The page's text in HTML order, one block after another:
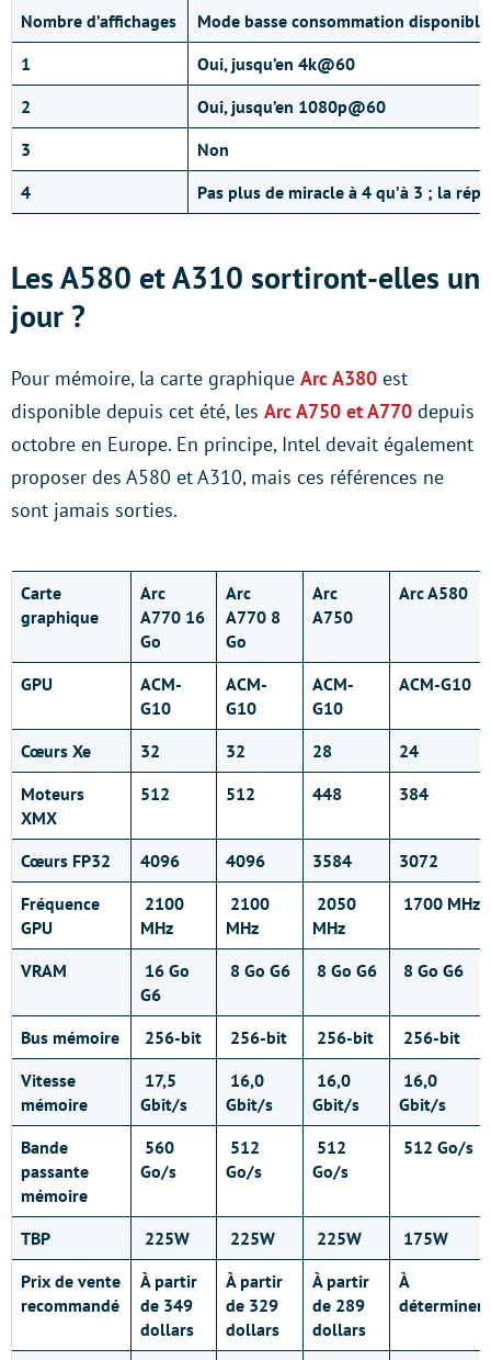
Nombre d’affichages
Mode basse consommation
1
Oui, jusqu’en 4k@60
2
Oui, jusqu’en 1080p@60
3
Non
4
Pas plus de miracle à 4 qu’à 3 ; la
Les A580 et A310 sortiront-elles un
jour ?
Pour mémoire, la carte graphique Arc A380 est
disponible depuis cet été, les Arc A750 et A770 depuis
octobre en Europe. En principe, Intel devait également
proposer des A580 et A310, mais ces références ne
sont jamais sorties.
Carte
graphique
Arc
A770 16
Go
Arc
A770 8
Go
Arc
A750
Arc A580
GPU
ACM-
G10
ACM-
G10
ACM-
G10
ACM-G10
Cœurs Xe 32 32 28
24
Moteurs
XMX
512 512 448 384
Cœurs FP32 4096 4096 3584
3072
Fréquence
GPU
2100
MHz
2100
MHz
2050
MHz
1700 MHz
VRAM
16 Go
G6
8 Go G6 8 Go G6 8 Go G6
Bus mémoire 256-bit 256-bit 256-bit
256-bit
Vitesse
mémoire
17,5
Gbit/s
16,0
Gbit/s
16,0
Gbit/s
16,0
Gbit/s
Bande
passante
mémoire
560
Go/s
512
Go/s
512
Go/s
512 Go/s
TBP 225W 225W 225W
175W
Prix de vente
recommandé
À partir
de 349
dollars
À partir
de 329
dollars
À partir
de 289
dollars
À
déterminer